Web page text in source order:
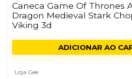
Caneca Game Of Thrones
Dragon Medieval Stark
Viking 3d
ADICIONAR AO
Loja Gee